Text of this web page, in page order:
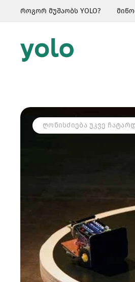
როგორ მუშაობს YOLO?
ᲦᲝᲜᲘᲡᲫᲘᲔᲑᲐ ᲣᲙᲕᲔ